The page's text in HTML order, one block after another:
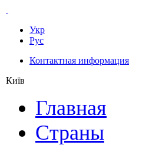
Укр
Рус
Контактная информация
Київ
Главная
Страны